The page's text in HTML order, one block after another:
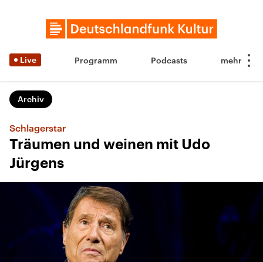
Live Programm Podcasts
Archiv
Schlagerstar
Träumen und weinen mit Udo
Jürgens